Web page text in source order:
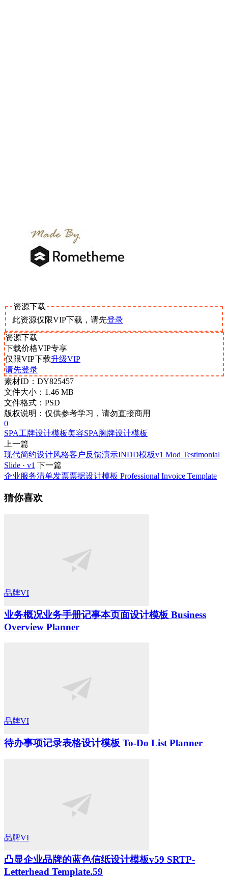
资源下载
此资源仅限VIP下载，请先登录
资源下载
下载价格VIP专享
仅限VIP下载升级VIP
请先登录
素材ID： DY825457
文件大小： 1.46 MB
文件格式： PSD
版权说明： 仅供参考学习，请勿直接商用
0
SPA工牌设计模板美容SPA胸牌设计模板
上一篇
现代简约设计风格客户反馈演示INDD模板v1 Mod Testimonial
Slide · v1 下一篇
企业服务清单发票票据设计模板 Professional Invoice Template
猜你喜欢
品牌VI
业务概况业务手册记事本页面设计模板 Business
Overview Planner
品牌VI
待办事项记录表格设计模板 To-Do List Planner
品牌VI
凸显企业品牌的蓝色信纸设计模板v59 SRTP-
Letterhead Template.59